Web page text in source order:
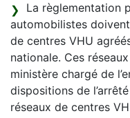
La règlementation
automobilistes
de centres VHU
nationale. Ces
ministère chargé de
dispositions de
réseaux de centres